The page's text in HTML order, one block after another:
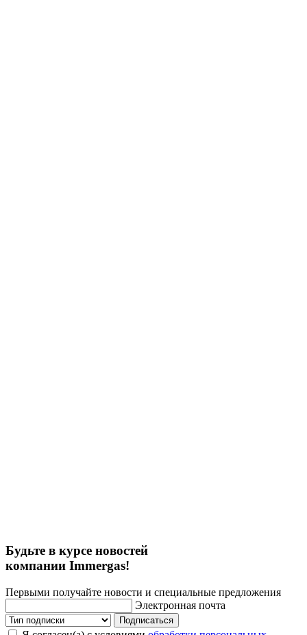
Будьте в курсе новостей
компании Immergas!
Первыми получайте новости и специальные предложения
Электронная почта
Подписаться